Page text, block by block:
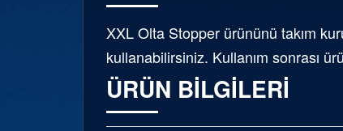
XXL Olta Stopper ürününü takım
kullanabilirsiniz. Kullanım sonrası
ÜRÜN BILGILERI